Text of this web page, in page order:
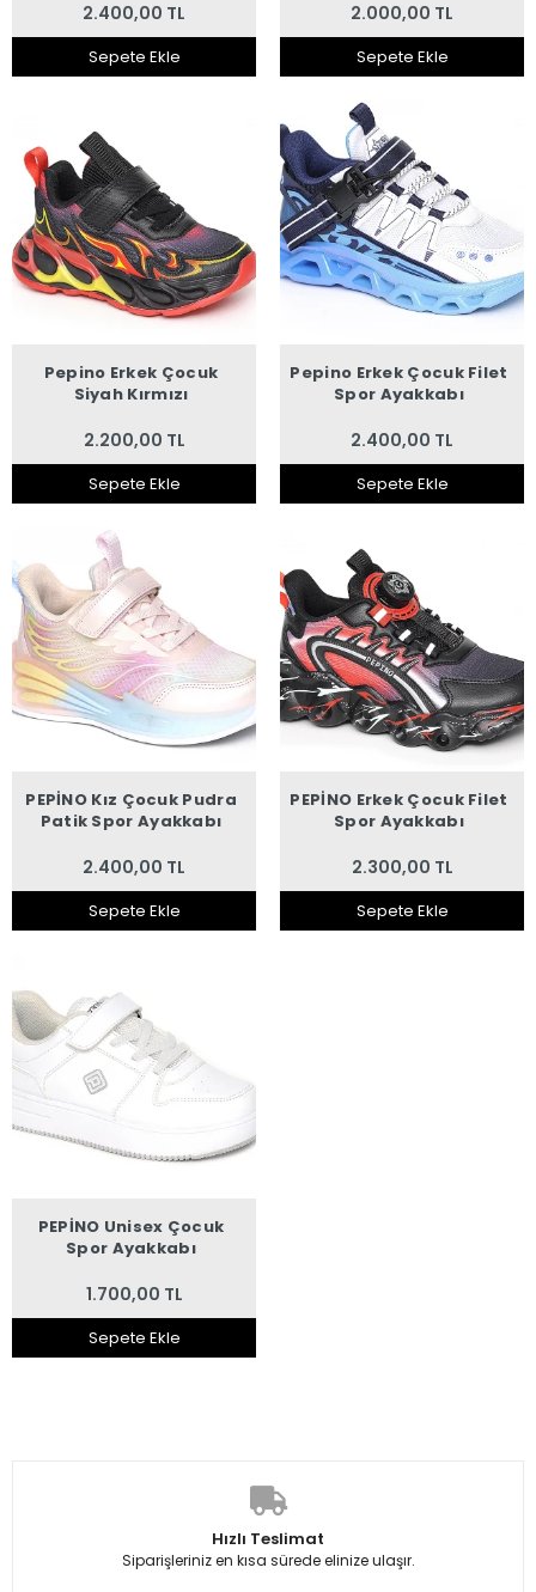
2.400,00 TL
Sepete Ekle
2.000,00 TL
Sepete Ekle
Pepino Erkek Çocuk
Siyah Kırmızı
2.200,00 TL
Sepete Ekle
Pepino Erkek Çocuk Filet
Spor Ayakkabı
2.400,00 TL
Sepete Ekle
PEPİNO Kız Çocuk Pudra
Patik Spor Ayakkabı
2.400,00 TL
Sepete Ekle
PEPİNO Erkek Çocuk Filet
Spor Ayakkabı
2.300,00 TL
Sepete Ekle
PEPİNO Unisex Çocuk
Spor Ayakkabı
1.700,00 TL
Sepete Ekle
Hızlı Teslimat
Siparişleriniz en kısa sürede elinize ulaşır.